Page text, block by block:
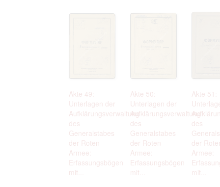
Akte 49:
Unterlagen der
Aufklärungsverwaltung
des
Generalstabes
der Roten
Armee:
Erfassungsbögen
mit...
Akte 50:
Unterlagen der
Aufklärungsverwaltung
des
Generalstabes
der Roten
Armee:
Erfassungsbögen
mit...
Akte 51:
des
der
Armee:
mit...